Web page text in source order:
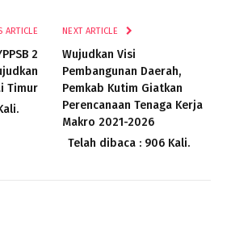
ARTICLE
2
Timur
NEXT ARTICLE
Wujudkan Visi
Pembangunan Daerah,
Pemkab Kutim Giatkan
Perencanaan Tenaga Kerja
Makro 2021-2026
Telah dibaca : 906 Kali.